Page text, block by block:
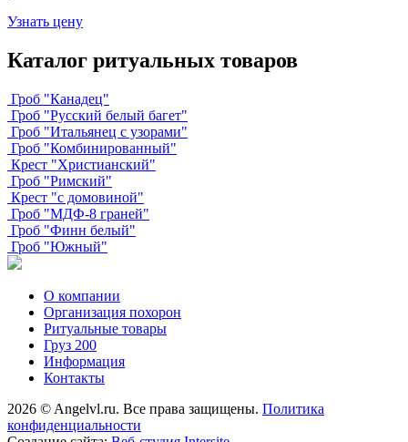
Узнать цену
Каталог ритуальных товаров
Гроб "Канадец"
Гроб "Русский белый багет"
Гроб "Итальянец с узорами"
Гроб "Комбинированный"
Крест "Христианский"
Гроб "Римский"
Крест "с домовиной"
Гроб "МДФ-8 граней"
Гроб "Финн белый"
Гроб "Южный"
О компании
Организация похорон
Ритуальные товары
Груз 200
Информация
Контакты
2026 © Angelvl.ru. Все права защищены. Политика
конфиденциальности